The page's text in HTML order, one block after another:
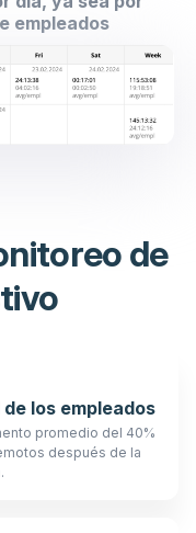
empleados
de
los empleados
promedio del 40%
después de la